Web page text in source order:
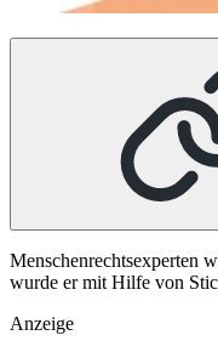
Menschenrechtsexperten
wurde er mit Hilfe von
Anzeige